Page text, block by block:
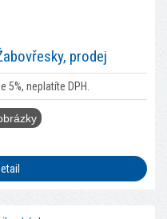
prodej
5%, neplatíte DPH.